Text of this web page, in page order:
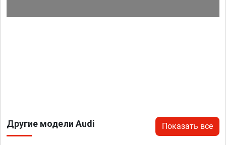
Другие модели Audi Показать все